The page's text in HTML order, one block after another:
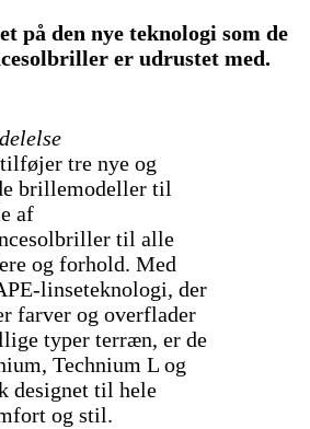
på den nye teknologi som de
er udrustet med.
tre nye og
brillemodeller til
af
til alle
og forhold. Med
linseteknologi, der
farver og overflader
typer terræn, er de
Technium L og
designet til hele
og stil.